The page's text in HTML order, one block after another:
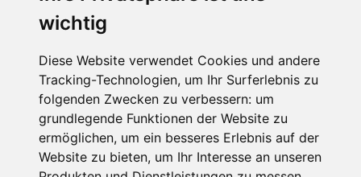
wichtig
Diese Website verwendet Cookies und andere
Tracking-Technologien, um Ihr Surferlebnis zu
folgenden Zwecken zu verbessern: um
grundlegende Funktionen der Website zu
ermöglichen, um ein besseres Erlebnis auf der
Website zu bieten, um Ihr Interesse an unseren
Impressum
Datenschutz
Nutzungsbedingungen
Kontakt
Partner